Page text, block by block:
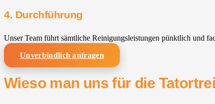
4. Durchführung
Unser Team führt sämtliche Reinigungsleistungen pünktlich und
Unverbindlich anfragen
Wieso man uns für die